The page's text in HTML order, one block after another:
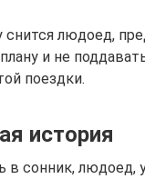
снится людоед,
и не
поездки.
история
в сонник,